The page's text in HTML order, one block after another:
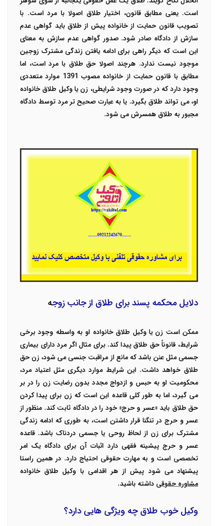
است. یعنی مطابق قانون، اختیار طلاق اصولا با مرد است. با
تصویب قانون حمایت از خانواده پیش از طلاق باید گواهی عدم
سازش از دادگاه صادر شود. صدور گواهی عدم سازش به معنای
این است که دیگر راهی برای ادامه یافتن زندگی مشترک زوجین
موجود نیست ندارد. هرچند اصولا حق طلاق با مرد است، اما
مطابق با قانون حمایت از خانواده مصوب 1391 موارد متعددی
وجود دارد که در صورت وجود شرایطی، زن یا وکیل طلاق خانواده
او، می تواند طلاق بگیرد. یا به عبارت صحیح تر مرد توسط دادگاه
مجبور به طلاق همسرش می شود.
دلایل محکمه پسند برای طلاق از جانب زوجه
ممکن است زن یا وکیل طلاق خانواده او به واسطه وجود برخی
شرایط، قانوناً حق طلاق پیدا کند. برای مثال اگر مرد دارای بیماری
جسمی مثل عنن باشد که مانع از مراقبت جنسی می شود، زن حق
طلاق خواهد داشت. این شرایط موارد دیگری مثل اعتیاد مرد،
محکومیت او به حبس و ازدواج مجدد بدون رضایت زن را در بر
می گیرد، اما به طور کلی قاعده این است که زن برای پیدا کردن
حق طلاق باید «عسر و حرج» خود را در دادگاه ثابت کند. منظور از
عسر و حرج در تنگنا قرار داشتن است، به طوری که ادامه زندگی
مشترک برای زن از لحاظ روحی یا جسمی دردناک باشد. قاعده
عسر و حرج پیشینه فقهی دارد اثبات آن برای دادگاه یک امر
تخصصی است و به مهارت حقوقی احتیاج دارد. در همین راستا
پیشنهاد می شود پیش از هر اقدامی با وکیل طلاق خانواده
مشاوره حقوقی داشته باشید.
وکیل خوب طلاق چه ویژگی هایی دارد؟